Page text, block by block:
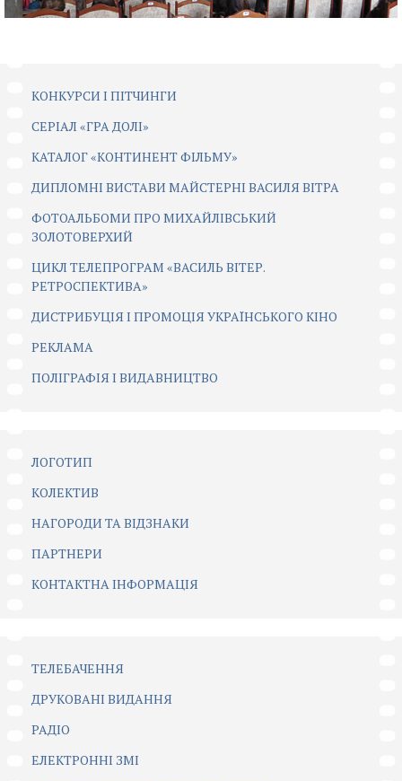
КОНКУРСИ І ПІТЧИНГИ
CЕРІАЛ «ГРА ДОЛІ»
КАТАЛОГ «КОНТИНЕНТ ФІЛЬМУ»
ДИПЛОМНІ ВИСТАВИ МАЙСТЕРНІ ВАСИЛЯ ВІТРА
ФОТОАЛЬБОМИ ПРО МИХАЙЛІВСЬКИЙ
ЗОЛОТОВЕРХИЙ
ЦИКЛ ТЕЛЕПРОГРАМ «ВАСИЛЬ ВІТЕР.
РЕТРОСПЕКТИВА»
ДИСТРИБУЦІЯ І ПРОМОЦІЯ УКРАЇНСЬКОГО КІНО
РЕКЛАМА
ПОЛІГРАФІЯ І ВИДАВНИЦТВО
ЛОГОТИП
КОЛЕКТИВ
НАГОРОДИ ТА ВІДЗНАКИ
ПАРТНЕРИ
КОНТАКТНА ІНФОРМАЦІЯ
ТЕЛЕБАЧЕННЯ
ДРУКОВАНІ ВИДАННЯ
РАДІО
ЕЛЕКТРОННІ ЗМІ